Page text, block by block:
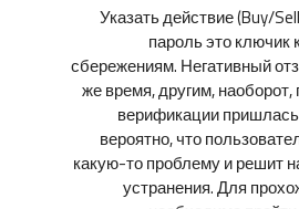
Указать действие (Buy/
пароль это
сбережениям. Негативный
же время, другим,
верификации
вероятно, что
какую-то проблему и решит
устранения. Для